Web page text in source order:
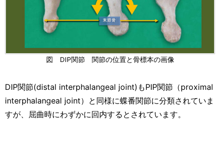
図 DIP関節 関節の位置と骨標本の画像
DIP関節(distal interphalangeal joint)もPIP関節（proximal
interphalangeal joint）と同様に蝶番関節に分類されていま
すが、屈曲時にわずかに回内するとされています。